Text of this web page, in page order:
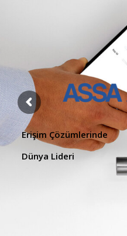
Erişim Çözümlerinde
Dünya Lideri